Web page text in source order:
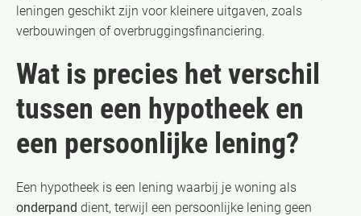
leningen geschikt zijn voor kleinere uitgaven, zoals
verbouwingen of overbruggingsfinanciering.
Wat is precies het verschil
tussen een hypotheek en
een persoonlijke lening?
Een hypotheek is een lening waarbij je woning als
onderpand dient, terwijl een persoonlijke lening geen